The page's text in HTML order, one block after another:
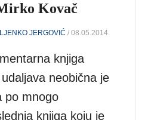
Kovač
JERGOVIĆ / 08.05.2014.
knjiga
neobična je
po mnogo
knjiga koju je